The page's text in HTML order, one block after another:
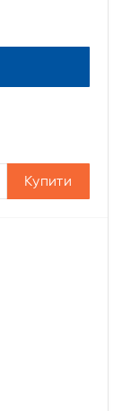
Купити